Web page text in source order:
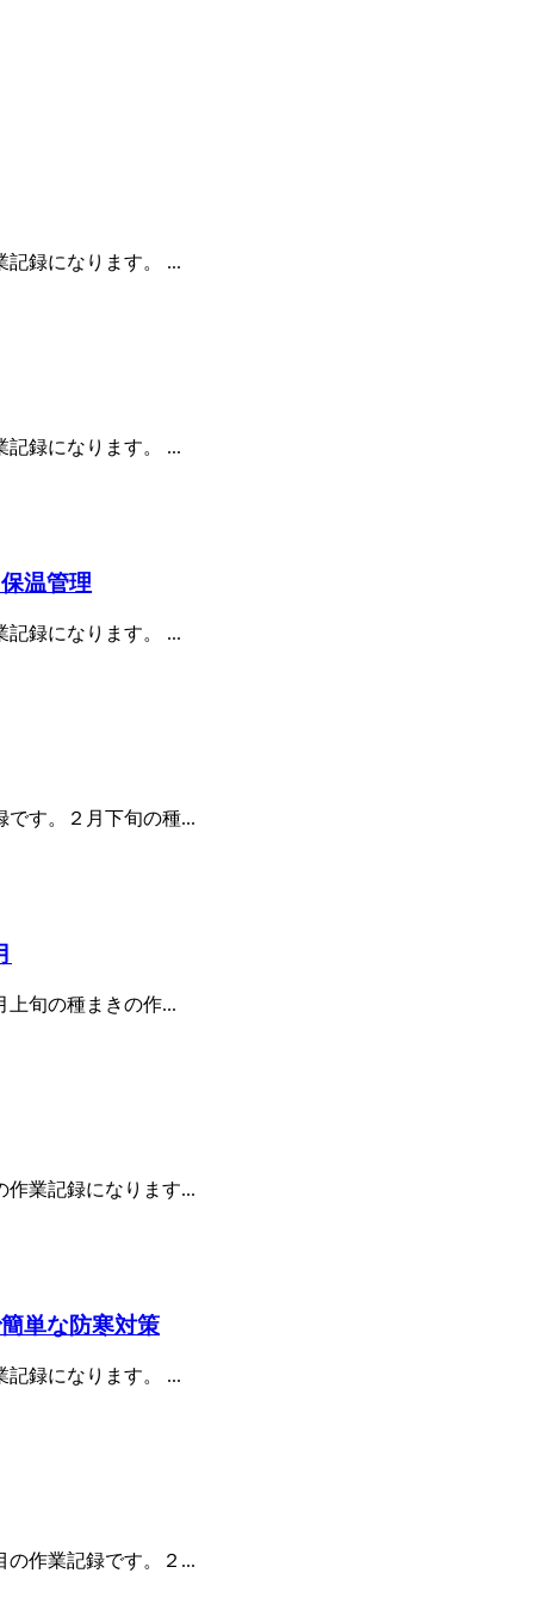
録になります。 ...
録になります。 ...
温管理
録になります。 ...
す。２月下旬の種...
上旬の種まきの作...
業記録になります...
単な防寒対策
録になります。 ...
作業記録です。２...